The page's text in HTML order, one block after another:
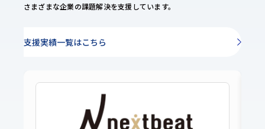
さまざまな企業の課題解決を支援しています。
支援実績一覧はこちら